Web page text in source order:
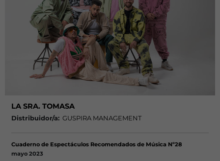
LA SRA. TOMASA
Distribuidor/a: GUSPIRA MANAGEMENT
Cuaderno de Espectáculos Recomendados de Música Nº28
mayo 2023